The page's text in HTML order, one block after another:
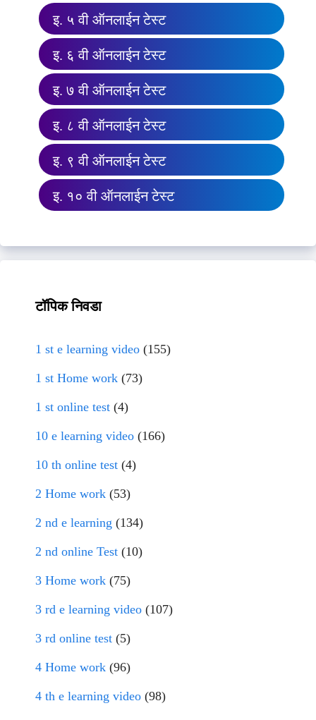
इ. ५ वी ऑनलाईन टेस्ट
इ. ६ वी ऑनलाईन टेस्ट
इ. ७ वी ऑनलाईन टेस्ट
इ. ८ वी ऑनलाईन टेस्ट
इ. ९ वी ऑनलाईन टेस्ट
इ. १० वी ऑनलाईन टेस्ट
टॉपिक निवडा
1 st e learning video (155)
1 st Home work (73)
1 st online test (4)
10 e learning video (166)
10 th online test (4)
2 Home work (53)
2 nd e learning (134)
2 nd online Test (10)
3 Home work (75)
3 rd e learning video (107)
3 rd online test (5)
4 Home work (96)
4 th e learning video (98)